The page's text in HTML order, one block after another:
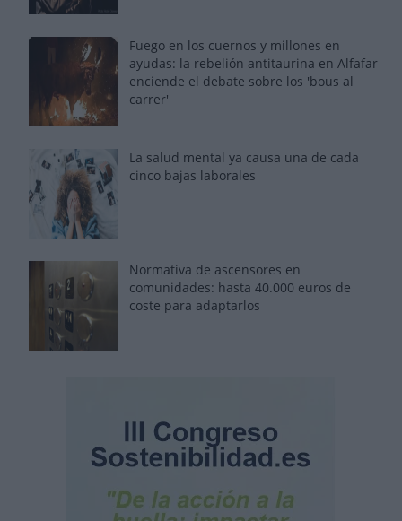
Fuego en los cuernos y millones en
ayudas: la rebelión antitaurina en Alfafar
enciende el debate sobre los 'bous al
carrer'
La salud mental ya causa una de cada
cinco bajas laborales
Normativa de ascensores en
comunidades: hasta 40.000 euros de
coste para adaptarlos